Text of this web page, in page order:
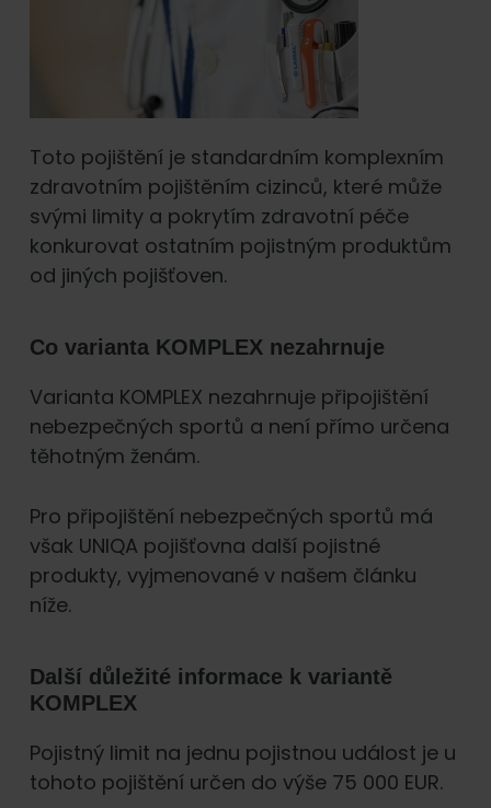
Toto pojištění je standardním komplexním
zdravotním pojištěním cizinců, které může
svými limity a pokrytím zdravotní péče
konkurovat ostatním pojistným produktům
od jiných pojišťoven.
Co varianta KOMPLEX nezahrnuje
Varianta KOMPLEX nezahrnuje připojištění
nebezpečných sportů a není přímo určena
těhotným ženám.
Pro připojištění nebezpečných sportů má
však UNIQA pojišťovna další pojistné
produkty, vyjmenované v našem článku
níže.
Další důležité informace k variantě
KOMPLEX
Pojistný limit na jednu pojistnou událost je u
tohoto pojištění určen do výše 75 000 EUR.